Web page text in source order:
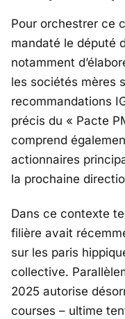
Pour orchestrer ce
mandaté le député
notamment
les sociétés mères
recommandations
précis du « Pacte
comprend
actionnaires
la prochaine
Dans ce contexte
filière avait
sur les paris
collective.
2025 autorise
courses – ultime